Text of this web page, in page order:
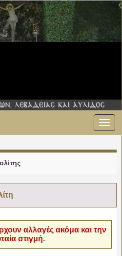
αλλαγές ακόμα και την
στιγμή.